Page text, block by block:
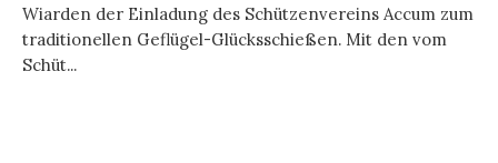
Wiarden der Einladung des Schützenvereins Accum zum
traditionellen Geflügel-Glücksschießen. Mit den vom
Schüt...